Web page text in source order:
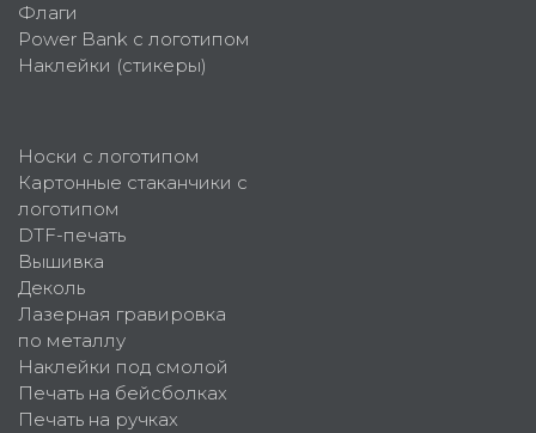
Флаги
Power Bank с логотипом
Наклейки (стикеры)
Носки с логотипом
Картонные стаканчики с
логотипом
DTF-печать
Вышивка
Деколь
Лазерная гравировка
по металлу
Наклейки под смолой
Печать на бейсболках
Печать на ручках